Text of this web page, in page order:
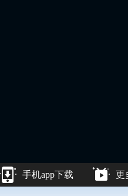
手机app下载 更